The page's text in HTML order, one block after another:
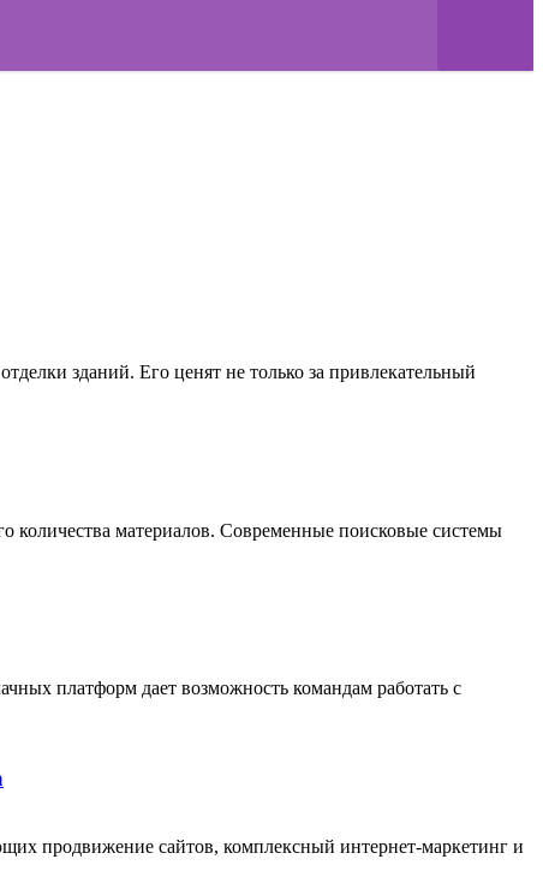
зданий. Его ценят не только за привлекательный
количества материалов. Современные поисковые системы
платформ дает возможность командам работать с
продвижение сайтов, комплексный интернет-маркетинг и